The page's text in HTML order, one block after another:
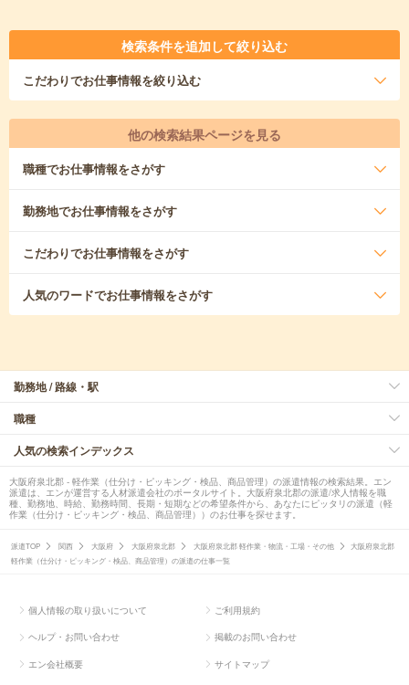
検索条件を追加して絞り込む
こだわりでお仕事情報を絞り込む
他の検索結果ページを見る
職種でお仕事情報をさがす
勤務地でお仕事情報をさがす
こだわりでお仕事情報をさがす
人気のワードでお仕事情報をさがす
勤務地 / 路線・駅
職種
人気の検索インデックス
大阪府泉北郡 - 軽作業（仕分け・ピッキング・検品、商品管理）の派遣情報の検索結果。エン
派遣は、エンが運営する人材派遣会社のポータルサイト。大阪府泉北郡の派遣/求人情報を職
種、勤務地、時給、勤務時間、長期・短期などの希望条件から、あなたにピッタリの派遣（軽
作業（仕分け・ピッキング・検品、商品管理））のお仕事を探せます。
派遣TOP 関西 大阪府 大阪府泉北郡 大阪府泉北郡 軽作業・物流・工場・その他
大阪府泉北郡
軽作業（仕分け・ピッキング・検品、商品管理）の派遣の仕事一覧
個人情報の取り扱いについて ご利用規約
ヘルプ・お問い合わせ 掲載のお問い合わせ
エン会社概要 サイトマップ